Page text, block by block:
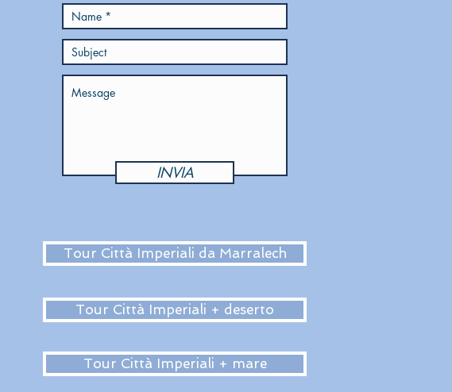
INVIA
Tour Città Imperiali da Marralech
Tour Città Imperiali + deserto
Tour Città Imperiali + mare